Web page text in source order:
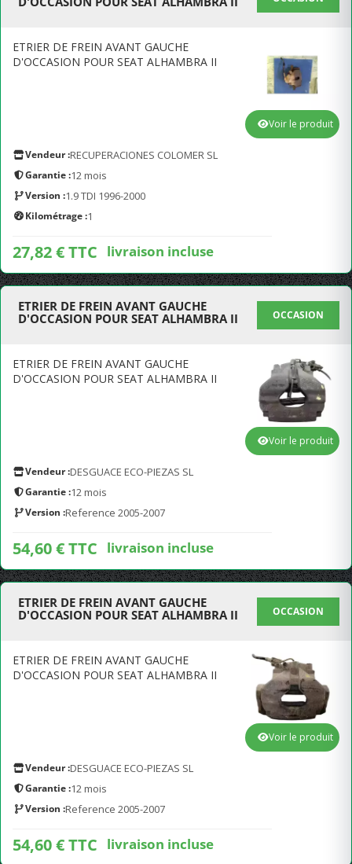
ETRIER DE FREIN AVANT GAUCHE
D'OCCASION POUR SEAT ALHAMBRA II
Vendeur :RECUPERACIONES COLOMER SL
Garantie :12 mois
Version :1.9 TDI 1996-2000
Kilométrage :1
27,82 € TTC livraison incluse
Voir le produit
ETRIER DE FREIN AVANT GAUCHE
D'OCCASION POUR SEAT ALHAMBRA II
OCCASION
ETRIER DE FREIN AVANT GAUCHE
D'OCCASION POUR SEAT ALHAMBRA II
Vendeur :DESGUACE ECO-PIEZAS SL
Garantie :12 mois
Version :Reference 2005-2007
54,60 € TTC livraison incluse
Voir le produit
ETRIER DE FREIN AVANT GAUCHE
D'OCCASION POUR SEAT ALHAMBRA II
OCCASION
ETRIER DE FREIN AVANT GAUCHE
D'OCCASION POUR SEAT ALHAMBRA II
Vendeur :DESGUACE ECO-PIEZAS SL
Garantie :12 mois
Version :Reference 2005-2007
54,60 € TTC livraison incluse
Voir le produit